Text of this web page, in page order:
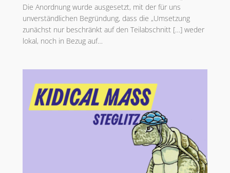
Die Anordnung wurde ausgesetzt, mit der für uns
unverständlichen Begründung, dass die „Umsetzung
zunächst nur beschränkt auf den Teilabschnitt […] weder
lokal, noch in Bezug auf…